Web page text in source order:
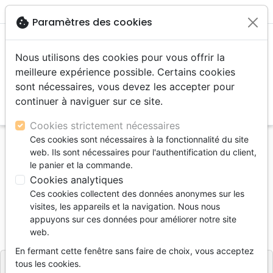
menu
Accueil Livres
Biographies, témoignage
DE LA TERREUR A LA GRACE
DE LA TERREUR A LA GRACE
Dan Smyne
RéférencePHIL1254 EAN9782911112546
Editeur PHILADELPHIE
cookie Paramètres des cookies
Nous utilisons des cookies pour vous offrir la
meilleure expérience possible. Certains cookies
sont nécessaires, vous devez les accepter pour
continuer à naviguer sur ce site.
Cookies strictement nécessaires
Ces cookies sont nécessaires à la fonctionnalité du site
web. Ils sont nécessaires pour l'authentification du client,
le panier et la commande.
Cookies analytiques
Ces cookies collectent des données anonymes sur les
visites, les appareils et la navigation. Nous nous
appuyons sur ces données pour améliorer notre site
web.
En fermant cette fenêtre sans faire de choix, vous acceptez
tous les cookies.